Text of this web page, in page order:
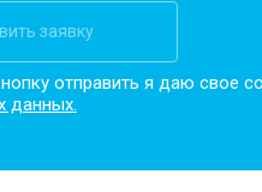
заявку
отправить я даю свое
данных.